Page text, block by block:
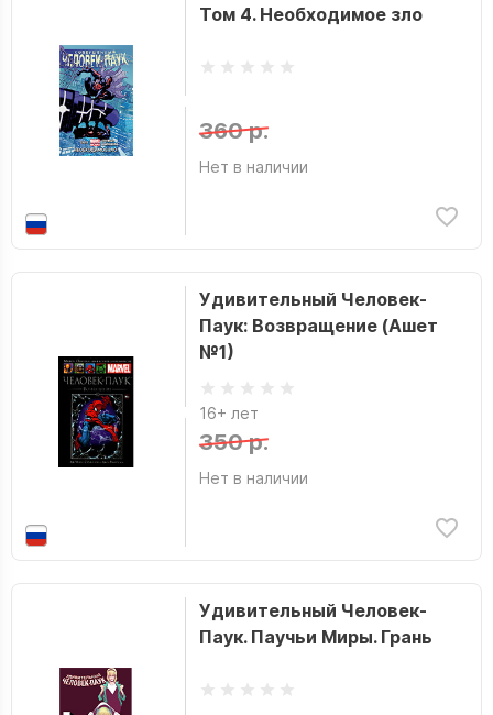
Том 4. Необходимое зло
360 р.
Нет в наличии
Удивительный Человек-
Паук: Возвращение (Ашет
№1)
16+ лет
350 р.
Нет в наличии
Удивительный Человек-
Паук. Паучьи Миры. Грань